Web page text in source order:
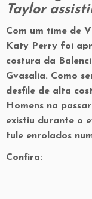
Taylor
Com um time de
Katy Perry foi
costura da
Gvasalia. Como
desfile de alta
Homens na
existiu durante o
tule enrolados
Confira: